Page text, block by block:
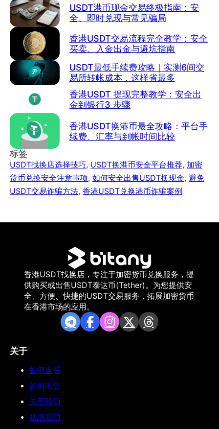
USDT港币现金交易终极指南：安
全、即时兑现与常见骗局
香港USDT交易流程完全教学：安全
买卖、入金出金与避坑指南
USDT最低手续费攻略｜实测6间交
易所转帐成本，这样省最多
香港USDT 提现完整教学：安全出
金到银行3 步骤
香港USDT换港币最全攻略：平台手
续费、汇率与到帐时间比较
标签
USDT找换店选择技巧, USDT换港币安全平台推荐, 加密
货币兑换安全注意事项, 如何安全出售USDT换现金, 避免
USDT交易诈骗方法, 香港USDT兑换港币诈骗案例
香港USDT找换店，专注于加密货币兑换服务，提
供购买或出售USDT泰达币(Tether)。为您提供安
全、方便、快捷的USDT交易服务，拓展加密货币
在香港市场的应用。
关于
如何购买
如何出售
关于我们
联络我们